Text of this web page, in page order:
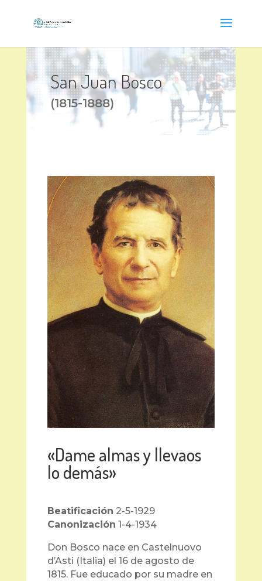
San Juan Bosco
(1815-1888)
«Dame almas y llevaos
lo demás»
Beatificación 2-5-1929
Canonización 1-4-1934
Don Bosco nace en Castelnuovo
d’Asti (Italia) el 16 de agosto de
1815. Fue educado por su madre en